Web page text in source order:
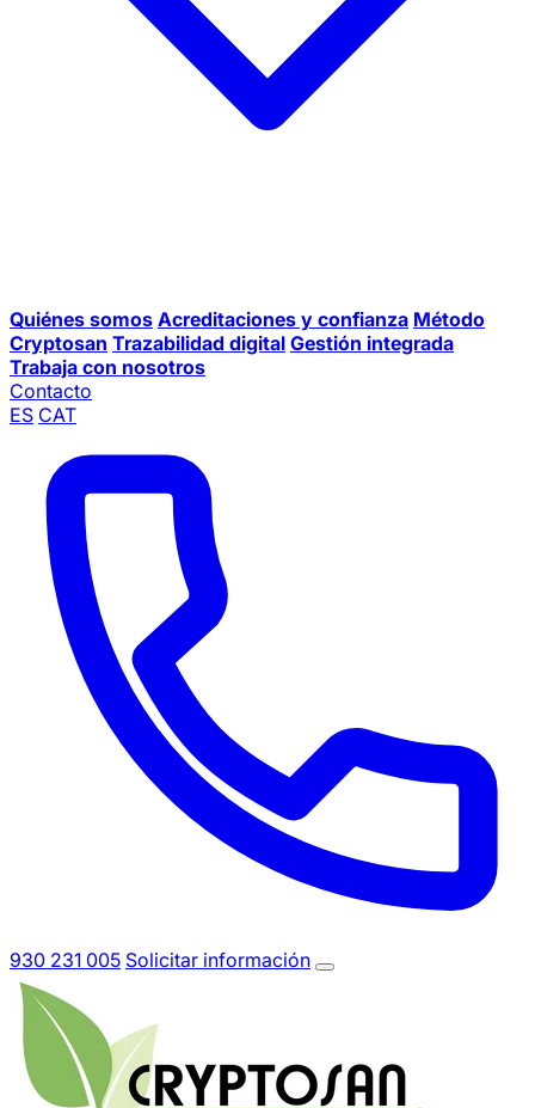
Quiénes somos Acreditaciones y confianza Método
Cryptosan Trazabilidad digital Gestión integrada
Trabaja con nosotros
Contacto
ES CAT
930 231 005 Solicitar información